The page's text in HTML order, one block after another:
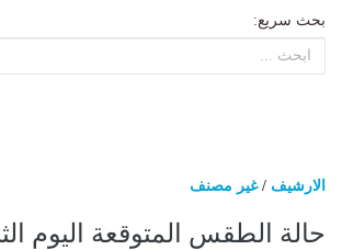
بحث سريع:
الارشيف /غير مصنف